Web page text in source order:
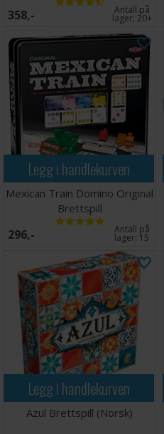
358,- Antall på
lager: 20+
Legg i handlekurven
Mexican Train Domino Original
Brettspill
296,- Antall på
lager: 15
Legg i handlekurven
Azul Brettspill (Norsk)